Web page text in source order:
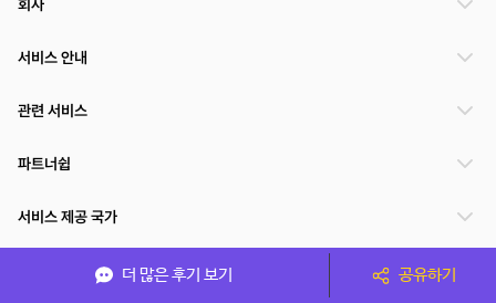
더 많은 후기 보기 공유하기
회사
서비스 안내
관련 서비스
파트너쉽
서비스 제공 국가